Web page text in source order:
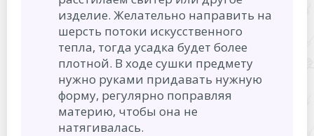
изделие. Желательно направить на
шерсть потоки искусственного
тепла, тогда усадка будет более
плотной. В ходе сушки предмету
нужно руками придавать нужную
форму, регулярно поправляя
материю, чтобы она не
натягивалась.